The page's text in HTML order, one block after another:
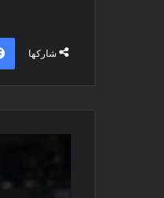
شاركها
تغرم